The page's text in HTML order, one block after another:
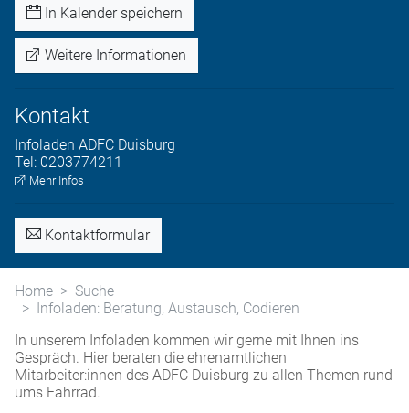
In Kalender speichern
Weitere Informationen
Kontakt
Infoladen ADFC Duisburg
Tel: 0203774211
Mehr Infos
Kontaktformular
Home
Suche
Infoladen: Beratung, Austausch, Codieren
In unserem Infoladen kommen wir gerne mit Ihnen ins
Gespräch. Hier beraten die ehrenamtlichen
Mitarbeiter:innen des ADFC Duisburg zu allen Themen rund
ums Fahrrad.